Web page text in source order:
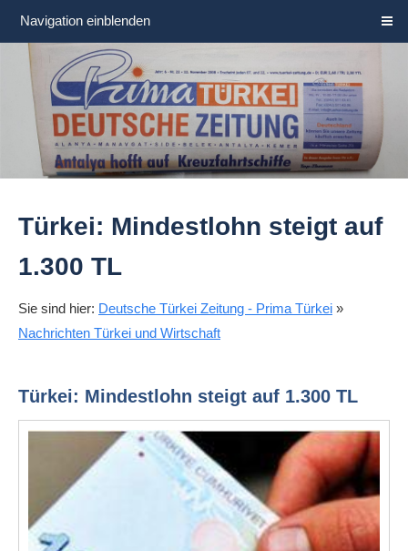
Navigation einblenden
Türkei: Mindestlohn steigt auf
1.300 TL
Sie sind hier: Deutsche Türkei Zeitung - Prima Türkei »
Nachrichten Türkei und Wirtschaft
Türkei: Mindestlohn steigt auf 1.300 TL